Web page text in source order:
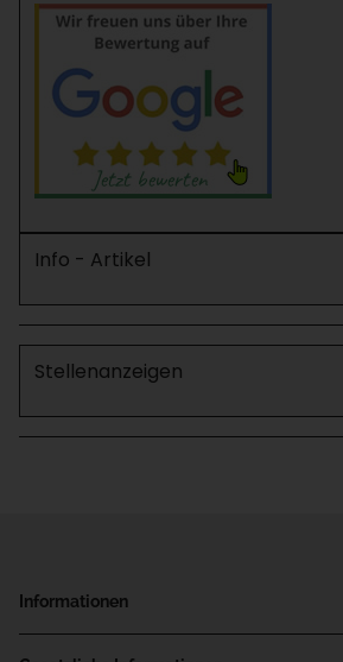
Info - Artikel
Stellenanzeigen
Informationen